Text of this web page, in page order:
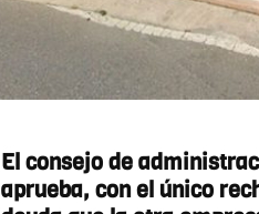
El consejo de
aprueba, con el único